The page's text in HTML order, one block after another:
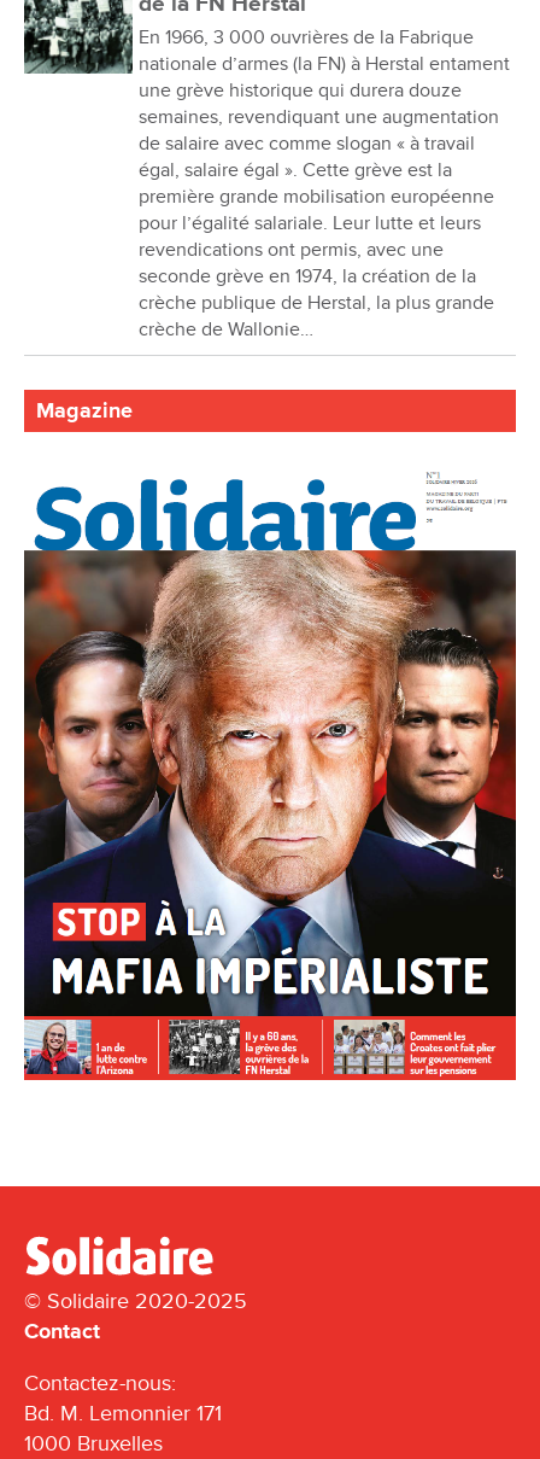
En 1966, 3 000 ouvrières de la Fabrique
nationale d’armes (la FN) à Herstal entament
une grève historique qui durera douze
semaines, revendiquant une augmentation
de salaire avec comme slogan « à travail
égal, salaire égal ». Cette grève est la
première grande mobilisation européenne
pour l’égalité salariale. Leur lutte et leurs
revendications ont permis, avec une
seconde grève en 1974, la création de la
crèche publique de Herstal, la plus grande
crèche de Wallonie…
Magazine
© Solidaire 2020-2025
Contact
Contactez-nous:
Bd. M. Lemonnier 171
1000 Bruxelles